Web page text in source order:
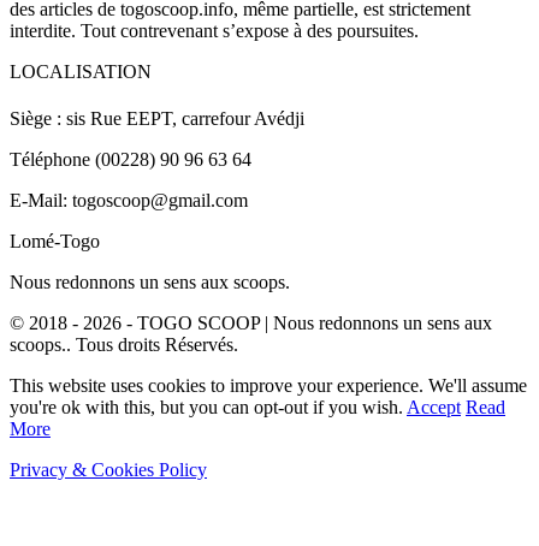
des articles de togoscoop.info, même partielle, est strictement
interdite. Tout contrevenant s’expose à des poursuites.
LOCALISATION
Siège : sis Rue EEPT, carrefour Avédji
Téléphone (00228) 90 96 63 64
E-Mail: togoscoop@gmail.com
Lomé-Togo
Nous redonnons un sens aux scoops.
© 2018 - 2026 - TOGO SCOOP | Nous redonnons un sens aux
scoops.. Tous droits Réservés.
This website uses cookies to improve your experience. We'll assume
you're ok with this, but you can opt-out if you wish. Accept Read
More
Privacy & Cookies Policy